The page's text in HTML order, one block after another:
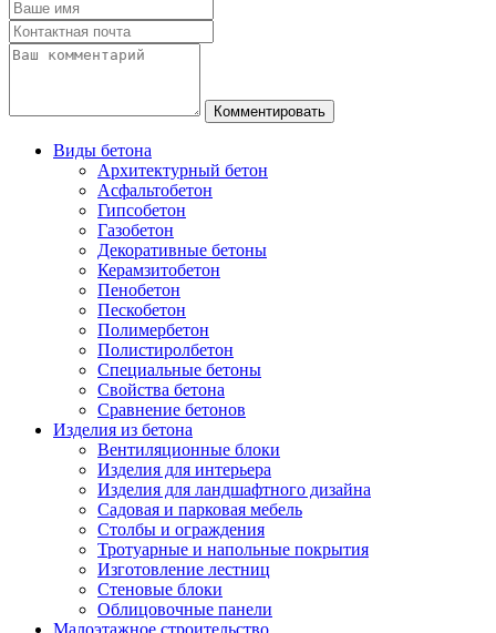
Виды бетона
Архитектурный бетон
Асфальтобетон
Гипсобетон
Газобетон
Декоративные бетоны
Керамзитобетон
Пенобетон
Пескобетон
Полимербетон
Полистиролбетон
Специальные бетоны
Свойства бетона
Сравнение бетонов
Изделия из бетона
Вентиляционные блоки
Изделия для интерьера
Изделия для ландшафтного дизайна
Садовая и парковая мебель
Столбы и ограждения
Тротуарные и напольные покрытия
Изготовление лестниц
Стеновые блоки
Облицовочные панели